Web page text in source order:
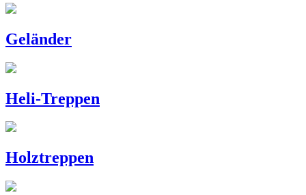
Geländer
Heli-Treppen
Holztreppen